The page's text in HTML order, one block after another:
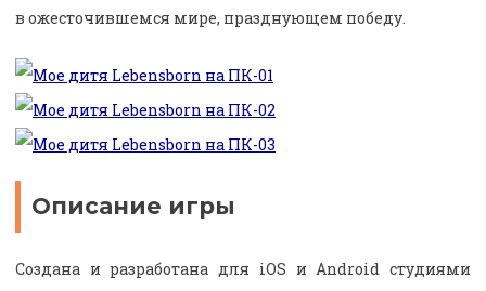
в ожесточившемся мире, празднующем победу.
Описание игры
Создана и разработана для iOS и Android студиями